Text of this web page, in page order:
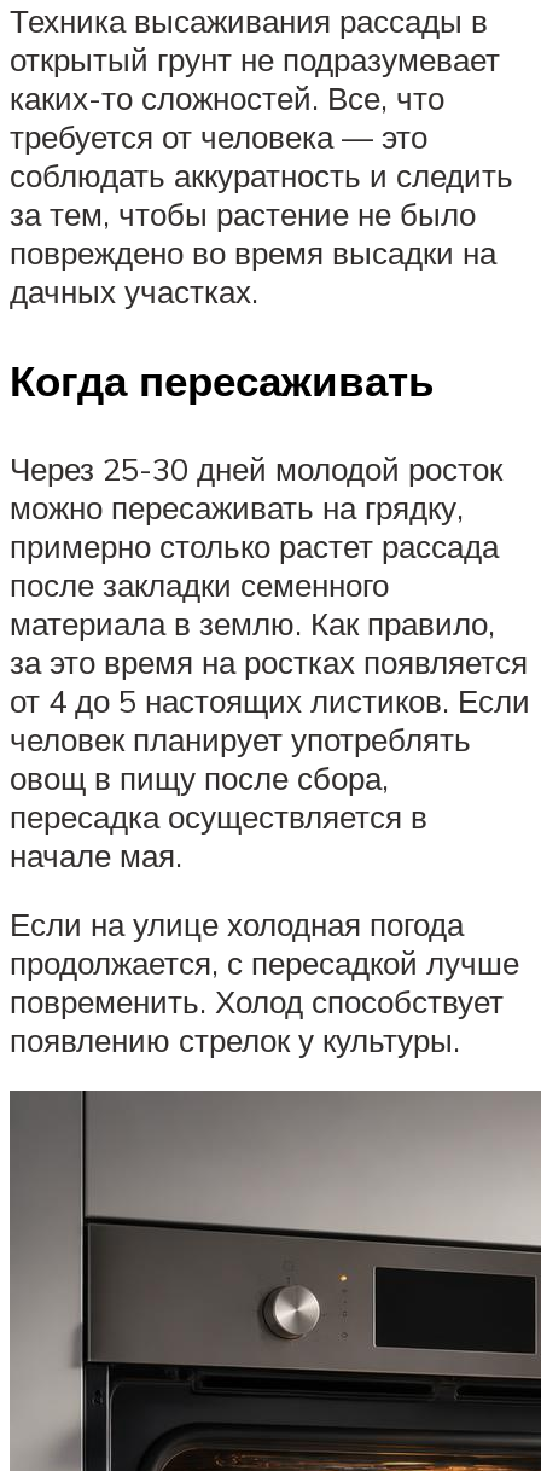
Техника высаживания рассады в
открытый грунт не подразумевает
каких-то сложностей. Все, что
требуется от человека — это
соблюдать аккуратность и следить
за тем, чтобы растение не было
повреждено во время высадки на
дачных участках.
Когда пересаживать
Через 25-30 дней молодой росток
можно пересаживать на грядку,
примерно столько растет рассада
после закладки семенного
материала в землю. Как правило,
за это время на ростках появляется
от 4 до 5 настоящих листиков. Если
человек планирует употреблять
овощ в пищу после сбора,
пересадка осуществляется в
начале мая.
Если на улице холодная погода
продолжается, с пересадкой лучше
повременить. Холод способствует
появлению стрелок у культуры.